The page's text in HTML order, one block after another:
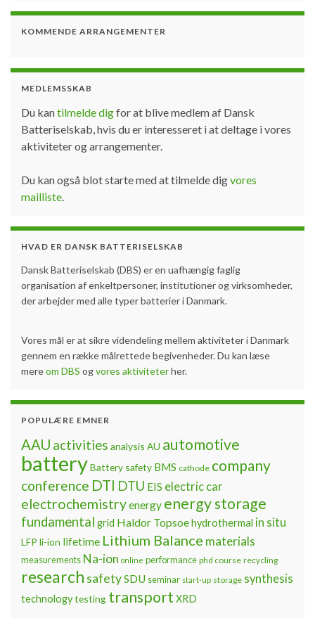
KOMMENDE ARRANGEMENTER
MEDLEMSSKAB
Du kantilmelde digfor at blive medlem af Dansk
Batteriselskab, hvis du er interesseret i at deltage i vores
aktiviteter og arrangementer.
Du kan også blot starte med at tilmelde digvores
mailliste.
HVAD ER DANSK BATTERISELSKAB
Dansk Batteriselskab (DBS) er en uafhængig faglig
organisation af enkeltpersoner, institutioner og virksomheder,
der arbejder med alle typer batterier i Danmark.
Vores mål er at sikre videndeling mellem aktiviteter i Danmark
gennem en række målrettede begivenheder. Du kan læse
mereom DBS ogvores aktiviteterher.
POPULÆRE EMNER
AAU activities analysis AU automotive
batteryBattery safety BMS cathode company
conference DTI DTU EIS electric car
electrochemistryenergy energy storage
fundamental grid Haldor Topsoehydrothermal in situ
LFP li-ion lifetime Lithium Balance materials
measurements Na-ion online performance phd course recycling
research safetySDU seminar start-up storage synthesis
technologytesting transport XRD